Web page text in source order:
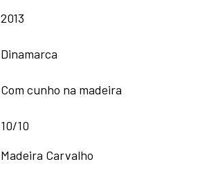
2013
Dinamarca
Com cunho na madeira
10/10
Madeira Carvalho